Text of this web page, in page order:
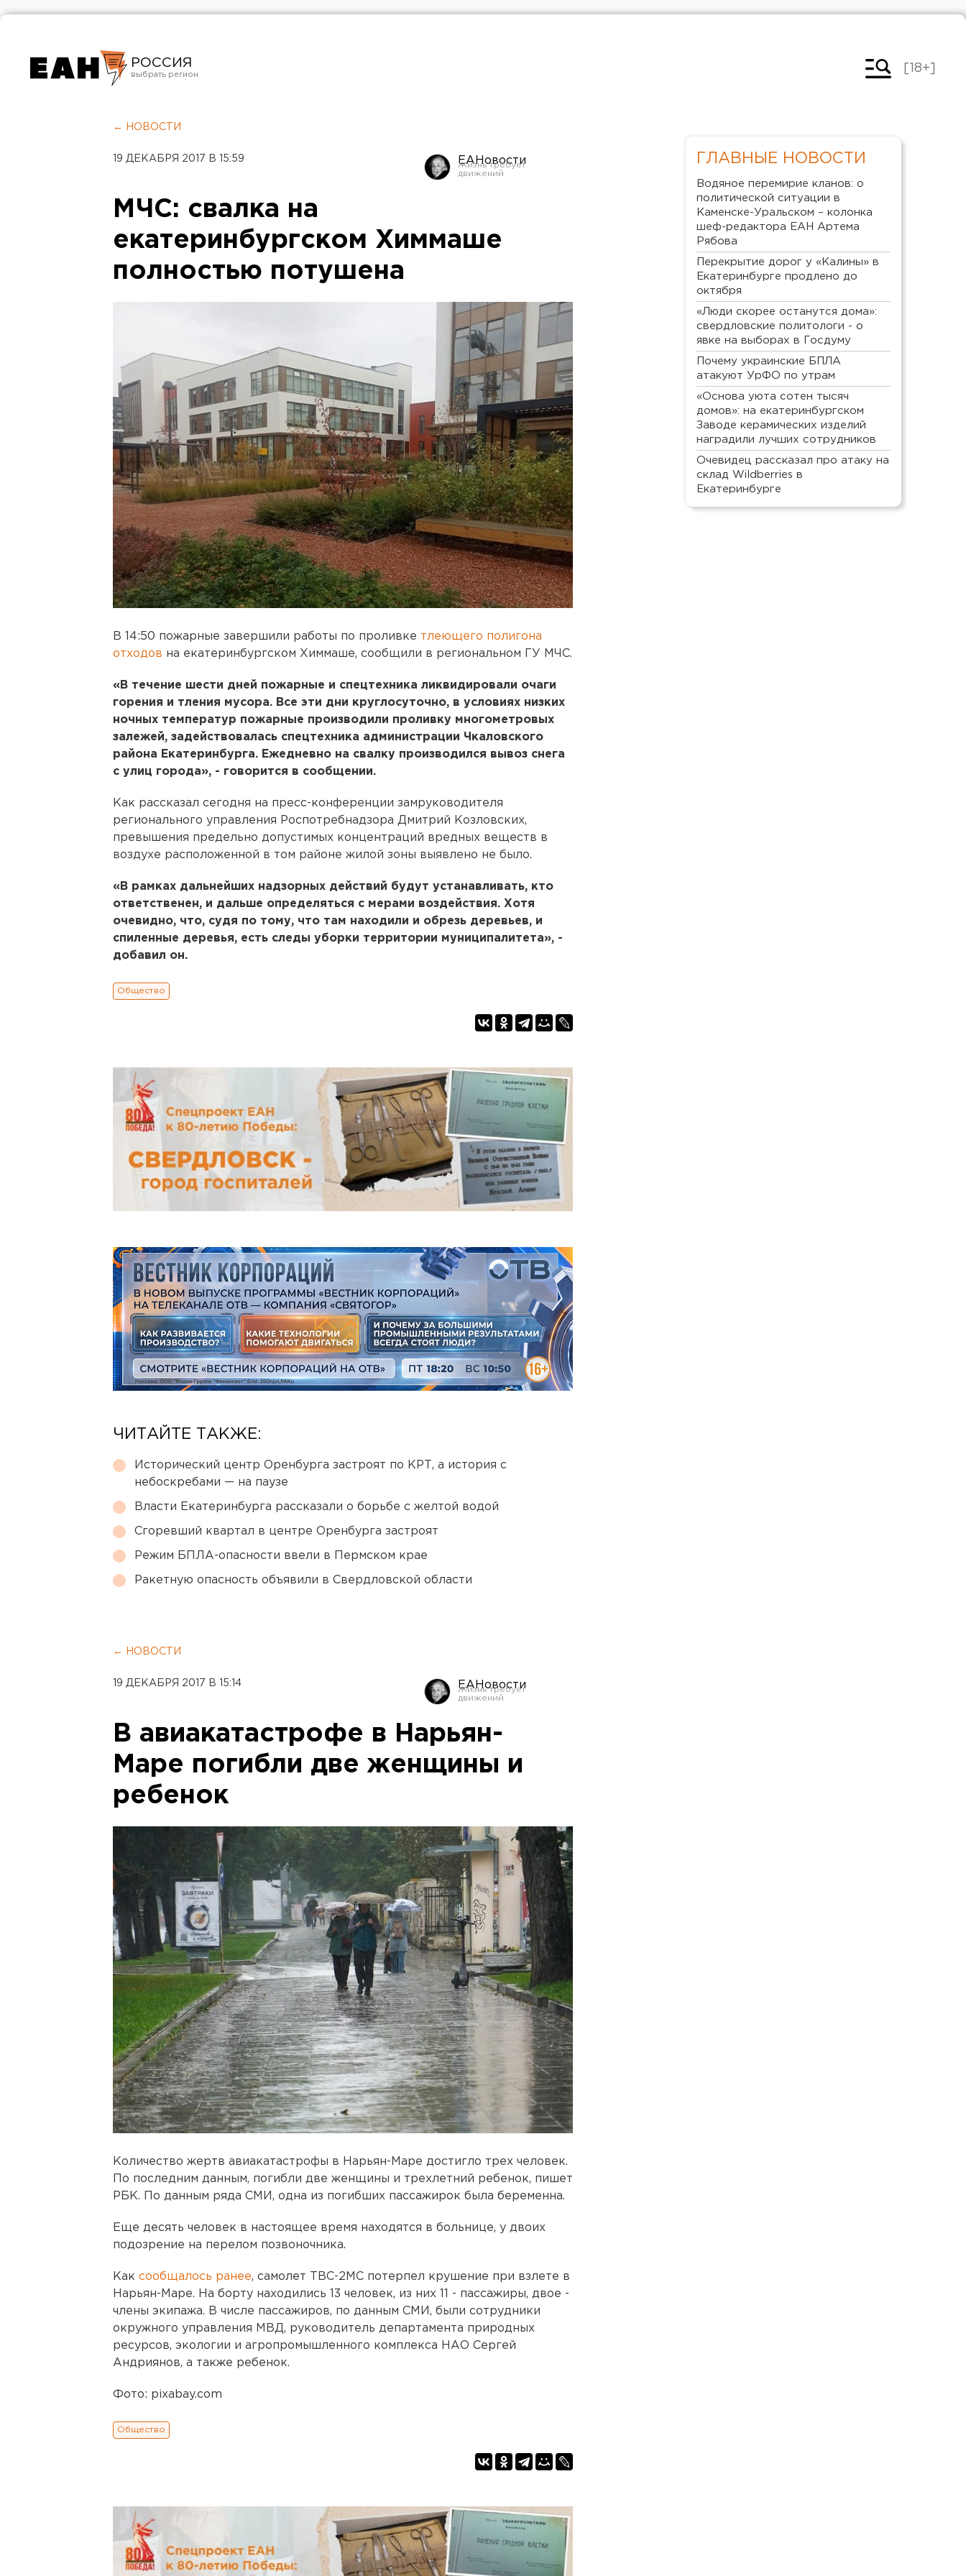
РОССИЯ
Челябинск
[18+]
← НОВОСТИ
19 ДЕКАБРЯ 2017 В 15:59 ЕАНовости
МЧС: свалка на
екатеринбургском Химмаше
полностью потушена
В 14:50 пожарные завершили работы по проливке тлеющего полигона
отходов на екатеринбургском Химмаше, сообщили в региональном ГУ МЧС.
«В течение шести дней пожарные и спецтехника ликвидировали очаги
горения и тления мусора. Все эти дни круглосуточно, в условиях низких
ночных температур пожарные производили проливку многометровых
залежей, задействовалась спецтехника администрации Чкаловского
района Екатеринбурга. Ежедневно на свалку производился вывоз снега
с улиц города», - говорится в сообщении.
Как рассказал сегодня на пресс-конференции замруководителя
регионального управления Роспотребнадзора Дмитрий Козловских,
превышения предельно допустимых концентраций вредных веществ в
воздухе расположенной в том районе жилой зоны выявлено не было.
«В рамках дальнейших надзорных действий будут устанавливать, кто
ответственен, и дальше определяться с мерами воздействия. Хотя
очевидно, что, судя по тому, что там находили и обрезь деревьев, и
спиленные деревья, есть следы уборки территории муниципалитета», -
добавил он.
Общество
ЧИТАЙТЕ ТАКЖЕ:
Исторический центр Оренбурга застроят по КРТ, а история с
небоскребами — на паузе
Власти Екатеринбурга рассказали о борьбе с желтой водой
Сгоревший квартал в центре Оренбурга застроят
Режим БПЛА-опасности ввели в Пермском крае
Ракетную опасность объявили в Свердловской области
← НОВОСТИ
19 ДЕКАБРЯ 2017 В 15:14 ЕАНовости
В авиакатастрофе в Нарьян-
Маре погибли две женщины и
ребенок
Количество жертв авиакатастрофы в Нарьян-Маре достигло трех человек.
По последним данным, погибли две женщины и трехлетний ребенок, пишет
РБК. По данным ряда СМИ, одна из погибших пассажирок была беременна.
Еще десять человек в настоящее время находятся в больнице, у двоих
подозрение на перелом позвоночника.
Как сообщалось ранее, самолет ТВС-2МС потерпел крушение при взлете в
Нарьян-Маре. На борту находились 13 человек, из них 11 - пассажиры, двое -
члены экипажа. В числе пассажиров, по данным СМИ, были сотрудники
окружного управления МВД, руководитель департамента природных
ресурсов, экологии и агропромышленного комплекса НАО Сергей
Андриянов, а также ребенок.
Фото: pixabay.com
Общество
ГЛАВНЫЕ НОВОСТИ
Водяное перемирие кланов: о
политической ситуации в
Каменске-Уральском – колонка
шеф-редактора ЕАН Артема
Рябова
Перекрытие дорог у «Калины» в
Екатеринбурге продлено до
октября
«Люди скорее останутся дома»:
свердловские политологи - о
явке на выборах в Госдуму
Почему украинские БПЛА
атакуют УрФО по утрам
«Основа уюта сотен тысяч
домов»: на екатеринбургском
Заводе керамических изделий
наградили лучших сотрудников
Очевидец рассказал про атаку на
склад Wildberries в
Екатеринбурге